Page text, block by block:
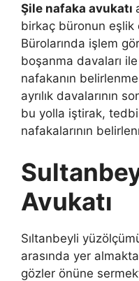
Şile nafaka avukatı
birkaç büronun
Bürolarında işlem
boşanma davaları
nafakanın
ayrılık davalarının
bu yolla iştirak,
nafakalarının
Avukatı
Sıltanbeyli
arasında yer
gözler önüne